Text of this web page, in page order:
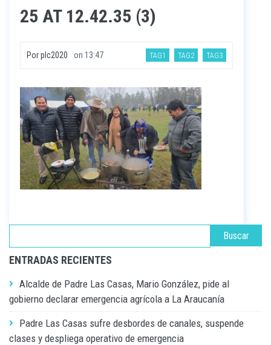
25 AT 12.42.35 (3)
Porplc2020 on 13:47 TAG1 TAG2 TAG3
ENTRADAS RECIENTES
Alcalde de Padre Las Casas, Mario González, pide al
gobierno declarar emergencia agrícola a La Araucanía
Padre Las Casas sufre desbordes de canales, suspende
clases y despliega operativo de emergencia